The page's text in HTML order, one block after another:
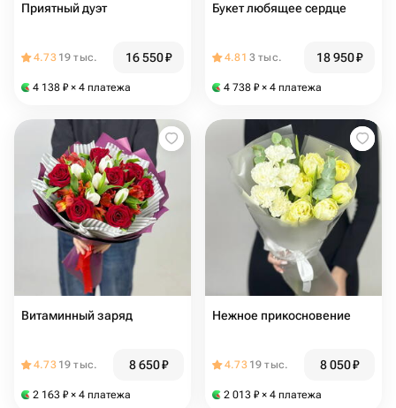
Приятный дуэт
4.73 19 тыс. 16 550₽
4 138 ₽ × 4 платежа
Букет любящее сердце ️
4.81 3 тыс. 18 950₽
4 738 ₽ × 4 платежа
Витаминный заряд
4.73 19 тыс. 8 650₽
2 163 ₽ × 4 платежа
Нежное прикосновение
4.73 19 тыс. 8 050₽
2 013 ₽ × 4 платежа